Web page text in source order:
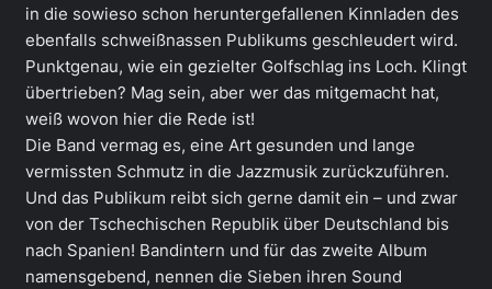
in die sowieso schon heruntergefallenen Kinnladen des
ebenfalls schweißnassen Publikums geschleudert wird.
Punktgenau, wie ein gezielter Golfschlag ins Loch. Klingt
übertrieben? Mag sein, aber wer das mitgemacht hat,
weiß wovon hier die Rede ist!
Die Band vermag es, eine Art gesunden und lange
vermissten Schmutz in die Jazzmusik zurückzuführen.
Und das Publikum reibt sich gerne damit ein – und zwar
von der Tschechischen Republik über Deutschland bis
nach Spanien! Bandintern und für das zweite Album
namensgebend, nennen die Sieben ihren Sound